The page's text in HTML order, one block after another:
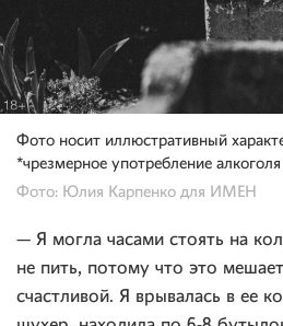
Фото носит иллюстративный
*чрезмерное употребление
Фото: Юлия Карпенко для ИМЕН
— Я могла часами стоять на
не пить, потому что это
счастливой. Я врывалась в ее